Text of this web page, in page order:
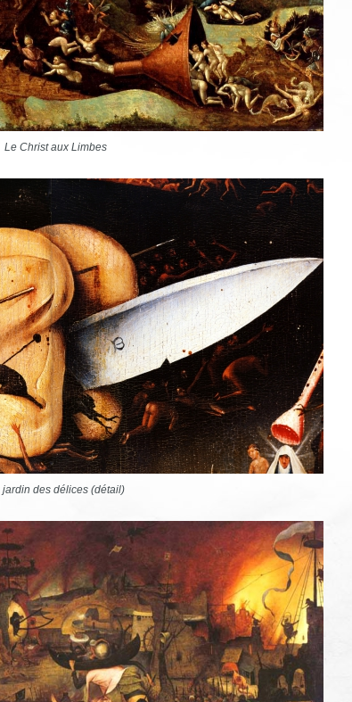
Le Christ aux Limbes
jardin des délices (détail)